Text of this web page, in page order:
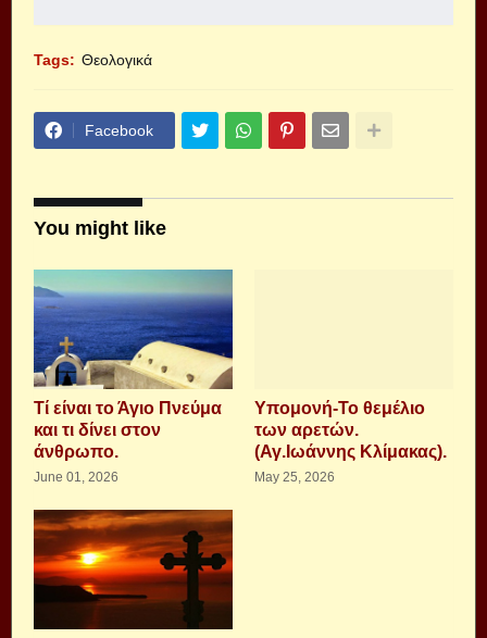
Tags: Θεολογικά
Facebook
You might like
Τί είναι το Άγιο Πνεύμα
και τι δίνει στον
άνθρωπο.
June 01, 2026
Υπομονή-Το θεμέλιο
των αρετών.
(Αγ.Ιωάννης Κλίμακας).
May 25, 2026